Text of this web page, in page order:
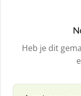
Heb je dit